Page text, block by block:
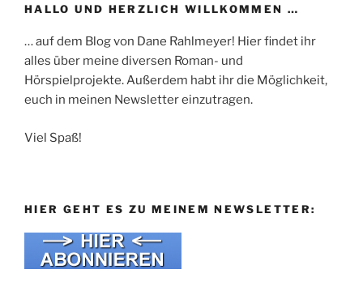
HALLO UND HERZLICH WILLKOMMEN …
… auf dem Blog von Dane Rahlmeyer! Hier findet ihr
alles über meine diversen Roman- und
Hörspielprojekte. Außerdem habt ihr die Möglichkeit,
euch in meinen Newsletter einzutragen.
Viel Spaß!
HIER GEHT ES ZU MEINEM NEWSLETTER: